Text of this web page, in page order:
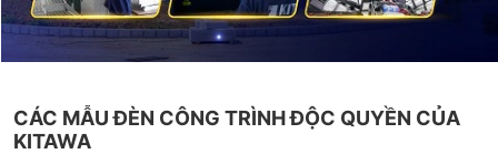
CÁC MẪU ĐÈN CÔNG TRÌNH ĐỘC QUYỀN CỦA
KITAWA